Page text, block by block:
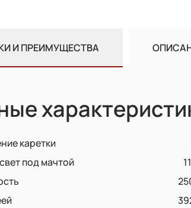
И ПРЕИМУЩЕСТВА
каретки
под мачтой